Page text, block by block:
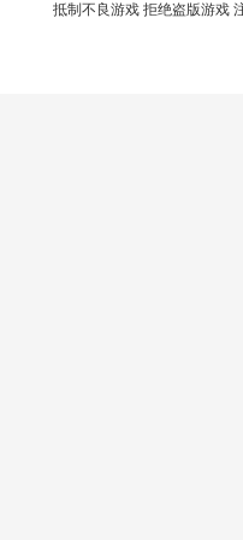
抵制不良游戏 拒绝盗版游戏